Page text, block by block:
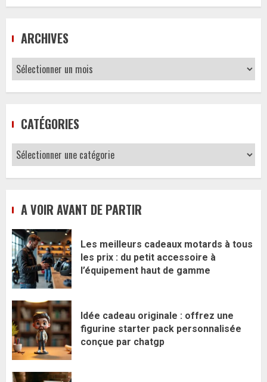
ARCHIVES
Archives
CATÉGORIES
Catégories
A VOIR AVANT DE PARTIR
Les meilleurs cadeaux motards à tous
les prix : du petit accessoire à
l’équipement haut de gamme
Idée cadeau originale : offrez une
figurine starter pack personnalisée
conçue par chatgp